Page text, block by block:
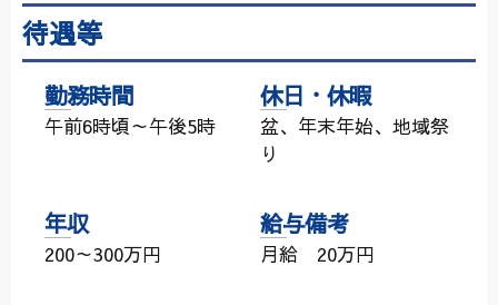
待遇等
勤務時間
午前6時頃～午後5時
休日・休暇
盆、年末年始、地域祭
り
年収
200～300万円
給与備考
月給 20万円